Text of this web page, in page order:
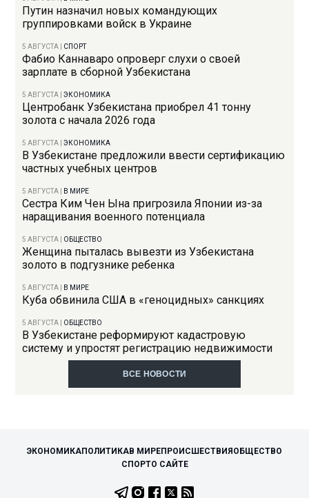
Путин назначил новых командующих
группировками войск в Украине
5 АВГУСТА СПОРТ
Фабио Каннаваро опроверг слухи о своей
зарплате в сборной Узбекистана
5 АВГУСТА |ЭКОНОМИКА
Центробанк Узбекистана приобрел 41 тонну
золота с начала 2026 года
5 АВГУСТА |ЭКОНОМИКА
В Узбекистане предложили ввести сертификацию
частных учебных центров
5 АВГУСТА В МИРЕ
Сестра Ким Чен Ына пригрозила Японии из-за
наращивания военного потенциала
5 АВГУСТА ОБЩЕСТВО
Женщина пыталась вывезти из Узбекистана
золото в подгузнике ребенка
5 АВГУСТА В МИРЕ
Куба обвинила США в «геноцидных» санкциях
5 АВГУСТА ОБЩЕСТВО
В Узбекистане реформируют кадастровую
систему и упростят регистрацию недвижимости
ВСЕ НОВОСТИ
ЭКОНОМИКАПОЛИТИКАВ МИРЕПРОИСШЕСТВИЯ ОБЩЕСТВО
СПОРТО САЙТЕ